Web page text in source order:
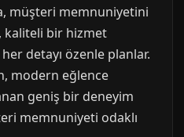
müşteri memnuniyetini
kaliteli bir hizmet
detayı özenle planlar.
modern eğlence
geniş bir deneyim
memnuniyeti odaklı